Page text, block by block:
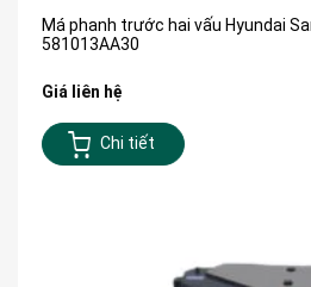
Má phanh trước hai vấu Hyundai
581013AA30
Giá liên hệ
Chi tiết